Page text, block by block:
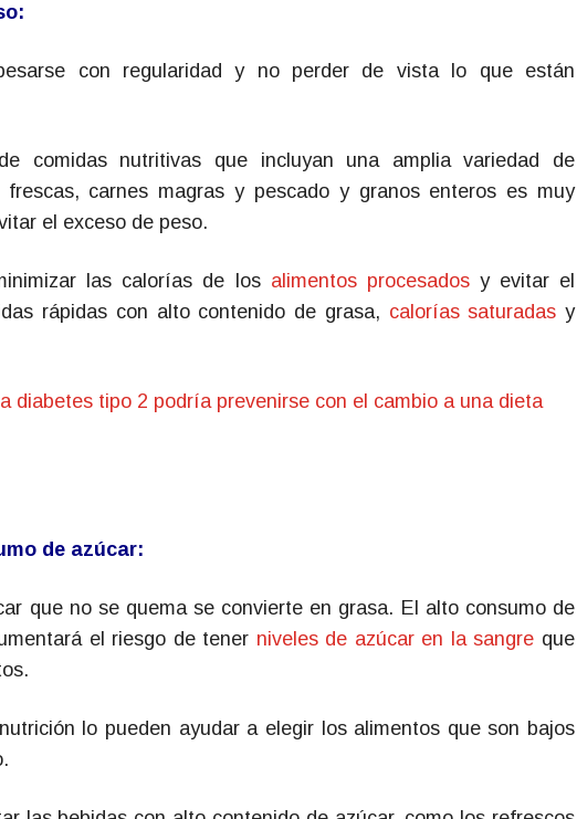
con regularidad y no perder de vista lo que están
comidas nutritivas que incluyan una amplia variedad de
carnes magras y pescado y granos enteros es muy
el exceso de peso.
las calorías de los alimentos procesadosy evitar el
rápidas con alto contenido de grasa, calorías saturadas y
diabetes tipo 2 podría prevenirse con el cambio a una dieta
de azúcar:
que no se quema se convierte en grasa. El alto consumo de
el riesgo de tener niveles de azúcar en la sangre que
lo pueden ayudar a elegir los alimentos que son bajos